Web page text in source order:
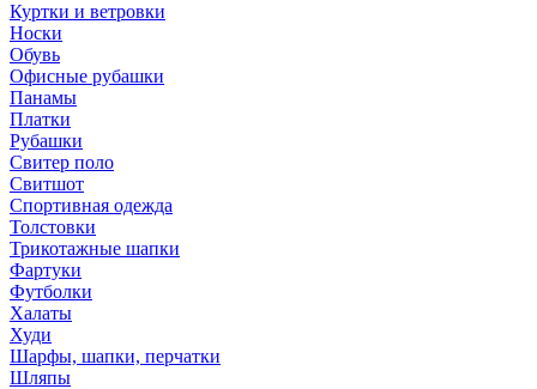
Куртки и ветровки
Носки
Обувь
Офисные рубашки
Панамы
Платки
Рубашки
Свитер поло
Свитшот
Спортивная одежда
Толстовки
Трикотажные шапки
Фартуки
Футболки
Халаты
Худи
Шарфы, шапки, перчатки
Шляпы